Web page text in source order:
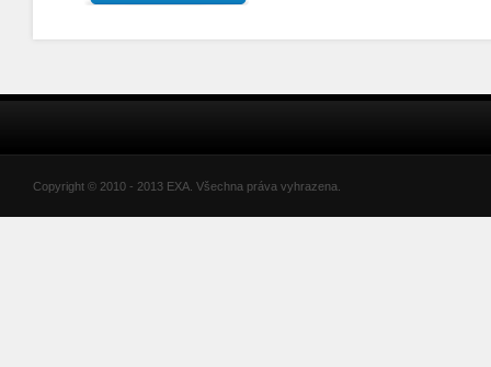
Copyright © 2010 - 2013 EXA. Všechna práva vyhrazena.